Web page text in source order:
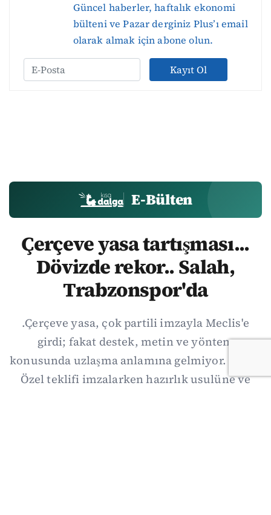
Güncel haberler, haftalık ekonomi
bülteni ve Pazar derginiz Plus’ı email
olarak almak için abone olun.
Kayıt Ol
E-Bülten
Çerçeve yasa tartışması...
Dövizde rekor.. Salah,
Trabzonspor'da
.Çerçeve yasa, çok partili imzayla Meclis'e
girdi; fakat destek, metin ve yöntem
konusunda uzlaşma anlamına gelmiyor. Özgür
Özel teklifi imzalarken hazırlık usulüne ve